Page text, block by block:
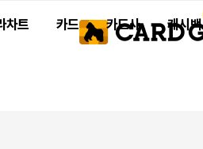
차트 카드 카드사 캐시백